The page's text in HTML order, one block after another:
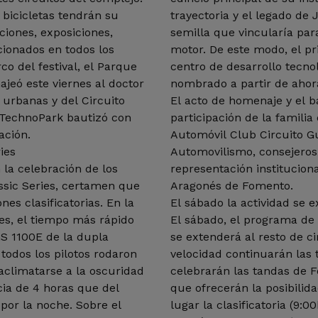
bicicletas tendrán su
exposiciones,
en todos los
del festival, el Parque
este viernes al doctor
y del Circuito
bautizó con
la celebración de los
Series, certamen que
clasificatorias. En la
el tiempo más rápido
1100E de la dupla
los pilotos rodaron
a la oscuridad
de 4 horas que del
la noche. Sobre el
trayectoria y el legado de
semilla que vincularía
motor. De este modo, el
centro de desarrollo
nombrado a partir de
El acto de homenaje y el
participación de la familia
Automóvil Club Circuito
Automovilismo,
representación
Aragonés de Fomento.
El sábado la actividad se
El sábado, el programa
se extenderá al resto de
velocidad continuarán las
celebrarán las tandas de
que ofrecerán la
lugar la clasificatoria